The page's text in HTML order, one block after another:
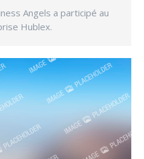
Angels a participé au
Hublex.